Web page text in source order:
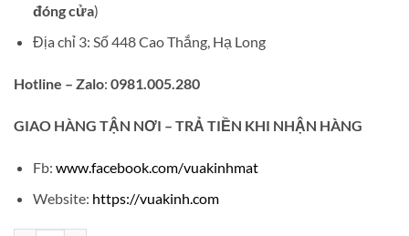
đóng cửa)
Địa chỉ 3: Số 448 Cao Thắng, Hạ Long
Hotline – Zalo: 0981.005.280
GIAO HÀNG TẬN NƠI – TRẢ TIỀN KHI NHẬN HÀNG
Fb: www.facebook.com/vuakinhmat
Website: https://vuakinh.com